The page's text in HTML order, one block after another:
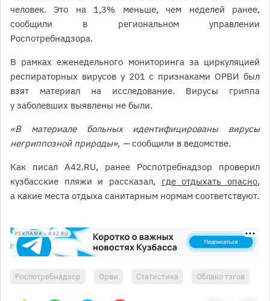
человек. Это на 1,3% меньше, чем неделей ранее,
сообщили в региональном управлении
Роспотребнадзора.
В рамках еженедельного мониторинга за циркуляцией
респираторных вирусов у 201 с признаками ОРВИ был
взят материал на исследование. Вирусы гриппа
у заболевших выявлены не были.
«В материале больных идентифицированы вирусы
негриппозной природы», —сообщили в ведомстве.
Как писал A42.RU, ранее Роспотребнадзор проверил
кузбасские пляжи и рассказал, где отдыхать опасно,
а какие места отдыха санитарным нормам соответствуют.
РЕКЛАМА • A42.RU
Роспотребнадзор Орви Статистика Облако тэгов